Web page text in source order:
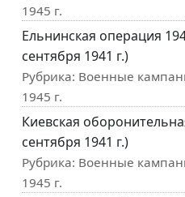
1945 г.
Ельнинская операция
сентября 1941 г.)
Рубрика: Военные
1945 г.
Киевская
сентября 1941 г.)
Рубрика: Военные
1945 г.